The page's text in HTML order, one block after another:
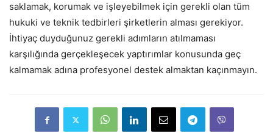
saklamak, korumak ve işleyebilmek için gerekli olan tüm
hukuki ve teknik tedbirleri şirketlerin alması gerekiyor.
İhtiyaç duyduğunuz gerekli adımların atılmaması
karşılığında gerçekleşecek yaptırımlar konusunda geç
kalmamak adına profesyonel destek almaktan kaçınmayın.